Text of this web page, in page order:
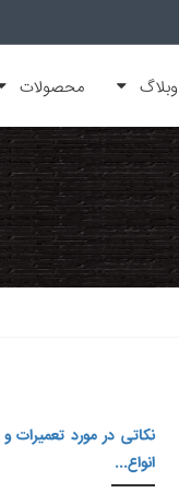
وبلاگ محصولات
نکاتی در مورد تعمیرات
انواع...